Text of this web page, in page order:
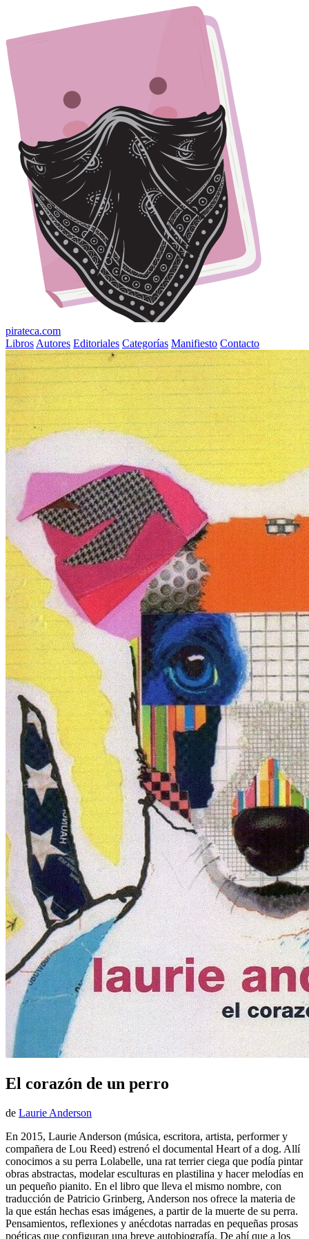
pirateca.com
Libros Autores Editoriales Categorías Manifiesto Contacto
El corazón de un perro
de Laurie Anderson
En 2015, Laurie Anderson (música, escritora, artista, performer y
compañera de Lou Reed) estrenó el documental Heart of a dog. Allí
conocimos a su perra Lolabelle, una rat terrier ciega que podía pintar
obras abstractas, modelar esculturas en plastilina y hacer melodías en
un pequeño pianito. En el libro que lleva el mismo nombre, con
traducción de Patricio Grinberg, Anderson nos ofrece la materia de
la que están hechas esas imágenes, a partir de la muerte de su perra.
Pensamientos, reflexiones y anécdotas narradas en pequeñas prosas
poéticas que configuran una breve autobiografía. De ahí que a los